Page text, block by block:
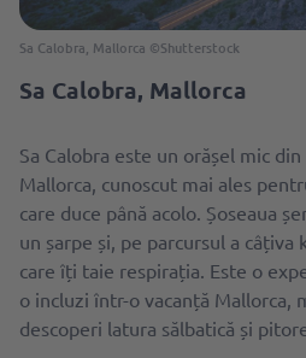
Sa Calobra, Mallorca ©Shutterstock
Sa Calobra, Mallorca
Sa Calobra este un orășel mic
Mallorca, cunoscut mai ales
care duce până acolo. Șoseaua
un șarpe și, pe parcursul a
care îți taie respirația. Este o
o incluzi într-o vacanță Mallorca,
descoperi latura sălbatică și